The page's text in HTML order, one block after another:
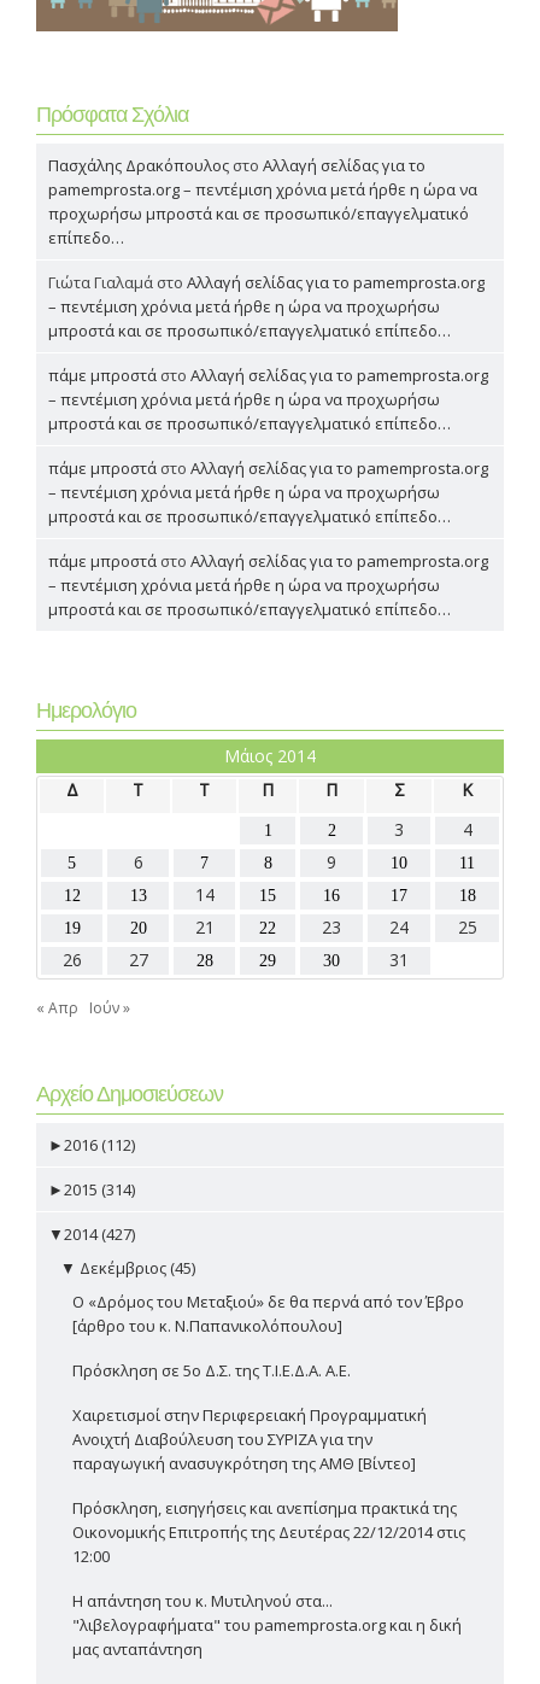
Πρόσφατα Σχόλια
Πασχάλης Δρακόπουλος στο Αλλαγή σελίδας για το
pamemprosta.org – πεντέμιση χρόνια μετά ήρθε η ώρα να
προχωρήσω μπροστά και σε προσωπικό/επαγγελματικό
επίπεδο…
Γιώτα Γιαλαμά στο Αλλαγή σελίδας για το pamemprosta.org
– πεντέμιση χρόνια μετά ήρθε η ώρα να προχωρήσω
μπροστά και σε προσωπικό/επαγγελματικό επίπεδο…
πάμε μπροστά στο Αλλαγή σελίδας για το pamemprosta.org
– πεντέμιση χρόνια μετά ήρθε η ώρα να προχωρήσω
μπροστά και σε προσωπικό/επαγγελματικό επίπεδο…
πάμε μπροστά στο Αλλαγή σελίδας για το pamemprosta.org
– πεντέμιση χρόνια μετά ήρθε η ώρα να προχωρήσω
μπροστά και σε προσωπικό/επαγγελματικό επίπεδο…
πάμε μπροστά στο Αλλαγή σελίδας για το pamemprosta.org
– πεντέμιση χρόνια μετά ήρθε η ώρα να προχωρήσω
μπροστά και σε προσωπικό/επαγγελματικό επίπεδο…
Ημερολόγιο
Μάιος 2014
Δ
Τ Τ Π Π Σ Κ
1 2 3 4
5 6 7 8 9 10
11
12
13 14 15 16 17
18
19
20 21 22 23 24
25
26
27 28 29 30 31
« Απρ Ιούν »
Αρχείο Δημοσιεύσεων
►2016 (112)
►2015 (314)
▼2014 (427)
▼ Δεκέμβριος (45)
Ο «Δρόμος του Μεταξιού» δε θα περνά από τον Έβρο
[άρθρο του κ. Ν.Παπανικολόπουλου]
Πρόσκληση σε 5ο Δ.Σ. της Τ.Ι.Ε.Δ.Α. Α.Ε.
Χαιρετισμοί στην Περιφερειακή Προγραμματική
Ανοιχτή Διαβούλευση του ΣΥΡΙΖΑ για την
παραγωγική ανασυγκρότηση της ΑΜΘ [Βίντεο]
Πρόσκληση, εισηγήσεις και ανεπίσημα πρακτικά της
Οικονομικής Επιτροπής της Δευτέρας 22/12/2014 στις
12:00
Η απάντηση του κ. Μυτιληνού στα...
"λιβελογραφήματα" του pamemprosta.org και η δική
μας ανταπάντηση